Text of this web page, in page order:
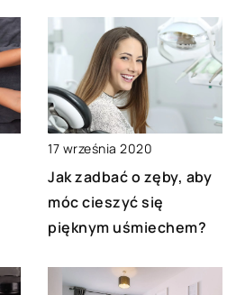
17 września 2020
Jak zadbać o zęby, aby
móc cieszyć się
pięknym uśmiechem?